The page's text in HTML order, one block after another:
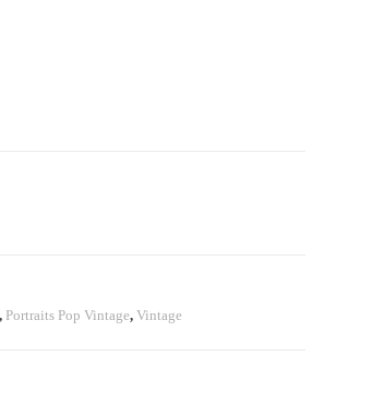
, Portraits Pop Vintage, Vintage